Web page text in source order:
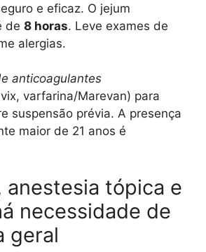
e eficaz. O jejum
de 8 horas. Leve exames de
alergias.
anticoagulantes
varfarina/Marevan) para
suspensão prévia. A presença
maior de 21 anos é
anestesia tópica e
necessidade de
geral